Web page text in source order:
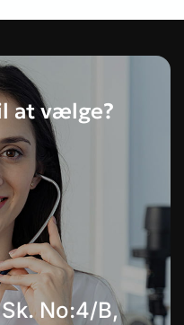
at vælge?
No:4/B,